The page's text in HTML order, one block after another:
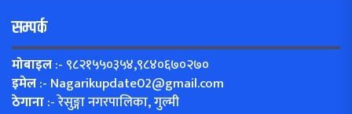
सम्पर्क
मोबाइल:- ९८२१५५०३५४,९८४०६७०२७०
इमेल:- Nagarikupdate02@gmail.com
ठेगाना:- रेसुङ्गा नगरपालिका, गुल्मी